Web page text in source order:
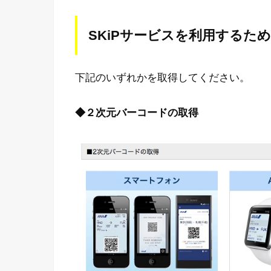
SKiPサービスを利用するた
下記のいずれかを取得してください。
◆２次元バーコードの取得